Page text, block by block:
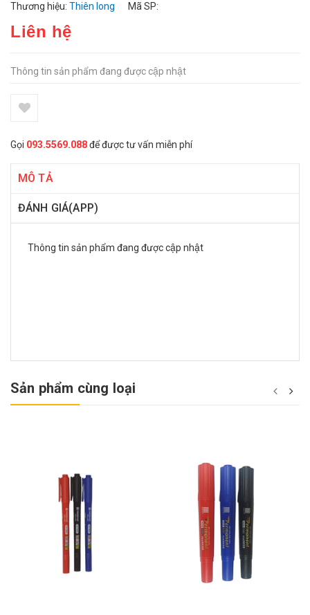
Thương hiệu: Thiên long Mã SP:
Liên hệ
Thông tin sản phẩm đang được cập nhật
Gọi 093.5569.088để được tư vấn miễn phí
MÔ TẢ
ĐÁNH GIÁ(APP)
Thông tin sản phẩm đang được cập nhật
Sản phẩm cùng loại